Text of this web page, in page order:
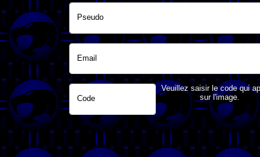
Pseudo
Email
Code
Veuillez saisir le code qui
sur l'image.